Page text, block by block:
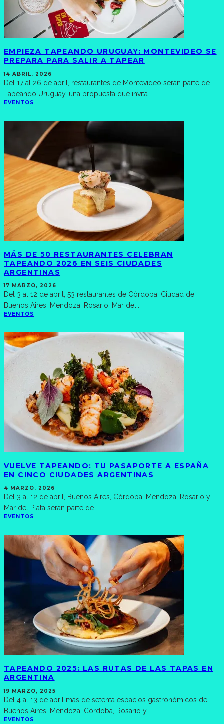
EMPIEZA TAPEANDO URUGUAY: MONTEVIDEO SE
PREPARA PARA SALIR A TAPEAR
14 ABRIL, 2026
Del 17 al 26 de abril, restaurantes de Montevideo serán parte de
Tapeando Uruguay, una propuesta que invita
EVENTOS
MÁS DE 50 RESTAURANTES CELEBRAN
TAPEANDO 2026 EN SEIS CIUDADES
ARGENTINAS
17 MARZO, 2026
Del 3 al 12 de abril, 53 restaurantes de Córdoba, Ciudad de
Buenos Aires, Mendoza, Rosario, Mar del...
EVENTOS
VUELVE TAPEANDO: TU PASAPORTE A ESPAÑA
EN CINCO CIUDADES ARGENTINAS
4 MARZO, 2026
Del 3 al 12 de abril, Buenos Aires, Córdoba, Mendoza, Rosario y
Mar del Plata serán parte de...
EVENTOS
TAPEANDO 2025: LAS RUTAS DE LAS TAPAS EN
ARGENTINA
19 MARZO, 2025
Del 4 al 13 de abril más de setenta espacios gastronómicos de
Buenos Aires, Mendoza, Córdoba, Rosario y...
EVENTOS